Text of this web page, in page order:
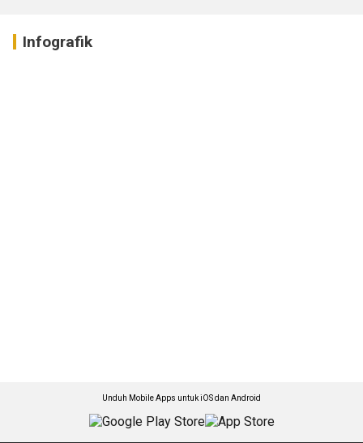
Infografik
Unduh Mobile Apps untuk iOS dan Android